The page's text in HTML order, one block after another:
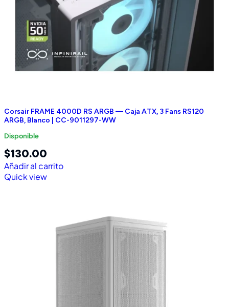
Corsair FRAME 4000D RS ARGB — Caja ATX, 3 Fans RS120
ARGB, Blanco | CC-9011297-WW
Disponible
$130.00
Añadir al carrito
Quick view